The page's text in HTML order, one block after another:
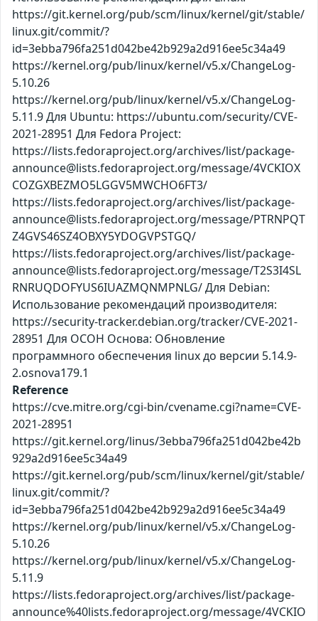
https://git.kernel.org/pub/scm/linux/kernel/git/stable/
linux.git/commit/?
id=3ebba796fa251d042be42b929a2d916ee5c34a49
https://kernel.org/pub/linux/kernel/v5.x/ChangeLog-
5.10.26
https://kernel.org/pub/linux/kernel/v5.x/ChangeLog-
5.11.9 Для Ubuntu: https://ubuntu.com/security/CVE-
2021-28951 Для Fedora Project:
https://lists.fedoraproject.org/archives/list/package-
announce@lists.fedoraproject.org/message/4VCKIOX
COZGXBEZMO5LGGV5MWCHO6FT3/
https://lists.fedoraproject.org/archives/list/package-
announce@lists.fedoraproject.org/message/PTRNPQT
Z4GVS46SZ4OBXY5YDOGVPSTGQ/
https://lists.fedoraproject.org/archives/list/package-
announce@lists.fedoraproject.org/message/T2S3I4SL
RNRUQDOFYUS6IUAZMQNMPNLG/ Для Debian:
Использование рекомендаций производителя:
https://security-tracker.debian.org/tracker/CVE-2021-
28951 Для ОСОН Основа: Обновление
программного обеспечения linux до версии 5.14.9-
2.osnova179.1
Reference
https://cve.mitre.org/cgi-bin/cvename.cgi?name=CVE-
2021-28951
https://git.kernel.org/linus/3ebba796fa251d042be42b
929a2d916ee5c34a49
https://git.kernel.org/pub/scm/linux/kernel/git/stable/
linux.git/commit/?
id=3ebba796fa251d042be42b929a2d916ee5c34a49
https://kernel.org/pub/linux/kernel/v5.x/ChangeLog-
5.10.26
https://kernel.org/pub/linux/kernel/v5.x/ChangeLog-
5.11.9
https://lists.fedoraproject.org/archives/list/package-
announce%40lists.fedoraproject.org/message/4VCKIO